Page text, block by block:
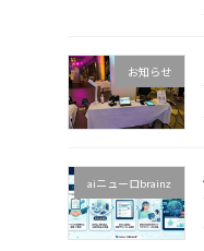
お知らせ
aiニューロbrainz